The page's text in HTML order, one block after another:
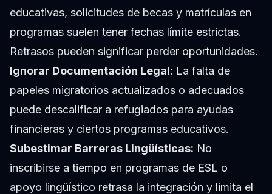
educativas, solicitudes de becas y matrículas en
programas suelen tener fechas límite estrictas.
Retrasos pueden significar perder oportunidades.
Ignorar Documentación Legal: La falta de
papeles migratorios actualizados o adecuados
puede descalificar a refugiados para ayudas
financieras y ciertos programas educativos.
Subestimar Barreras Lingüísticas: No
inscribirse a tiempo en programas de ESL o
apoyo lingüístico retrasa la integración y limita el